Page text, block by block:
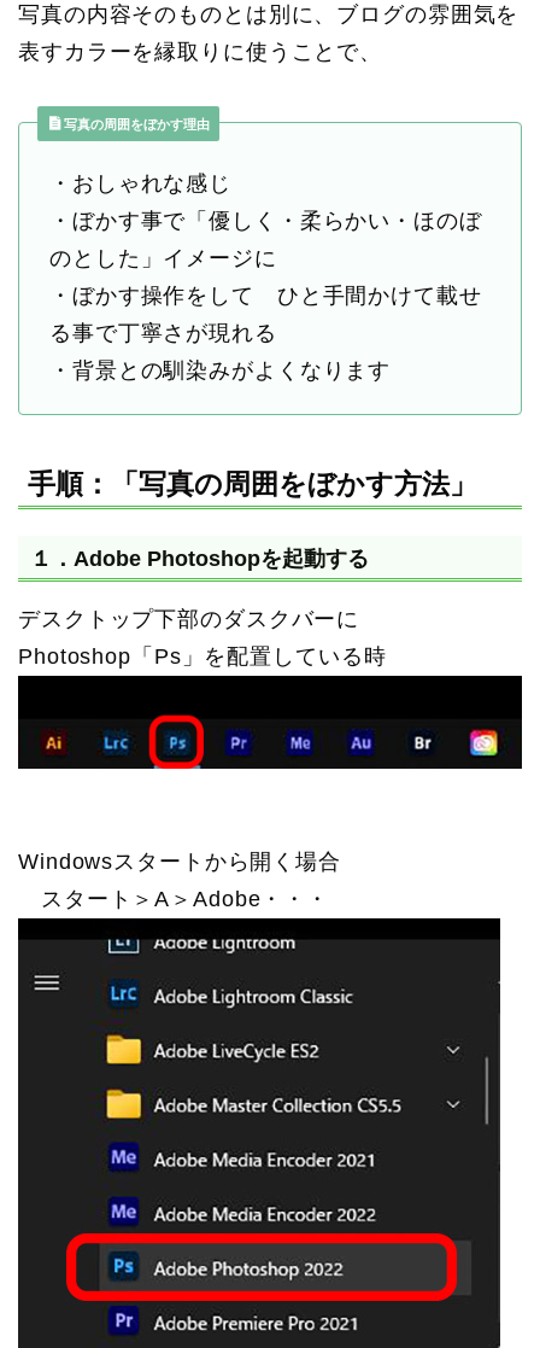
写真の内容そのものとは別に、ブログの雰囲気を
表すカラーを縁取りに使うことで、
写真の周囲をぼかす理由
・おしゃれな感じ
・ぼかす事で「優しく・柔らかい・ほのぼ
のとした」イメージに
・ぼかす操作をして ひと手間かけて載せ
る事で丁寧さが現れる
・背景との馴染みがよくなります
手順：「写真の周囲をぼかす方法」
１．Adobe Photoshopを起動する
デスクトップ下部のダスクバーに
Photoshop「Ps」を配置している時
Windowsスタートから開く場合
スタート＞A＞Adobe・・・